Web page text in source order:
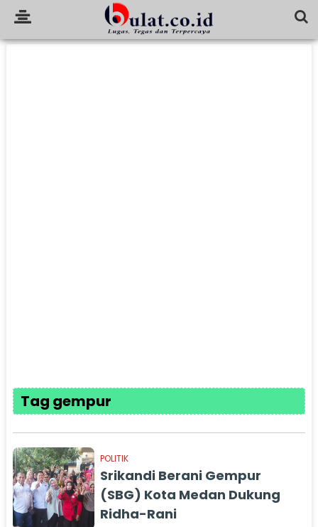
Tag gempur
POLITIK
Srikandi Berani Gempur
(SBG) Kota Medan Dukung
Ridha-Rani